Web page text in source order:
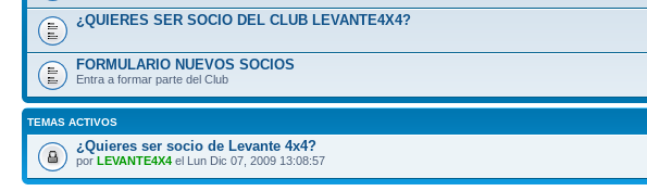
¿QUIERES SER SOCIO DEL CLUB LEVANTE4X4?
FORMULARIO NUEVOS SOCIOS
Entra a formar parte del Club
TEMAS ACTIVOS
¿Quieres ser socio de Levante 4x4?
por LEVANTE4X4 el Lun Dic 07, 2009 13:08:57